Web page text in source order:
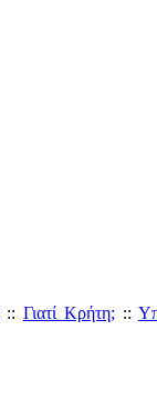
:: Γιατί Κρήτη; ::